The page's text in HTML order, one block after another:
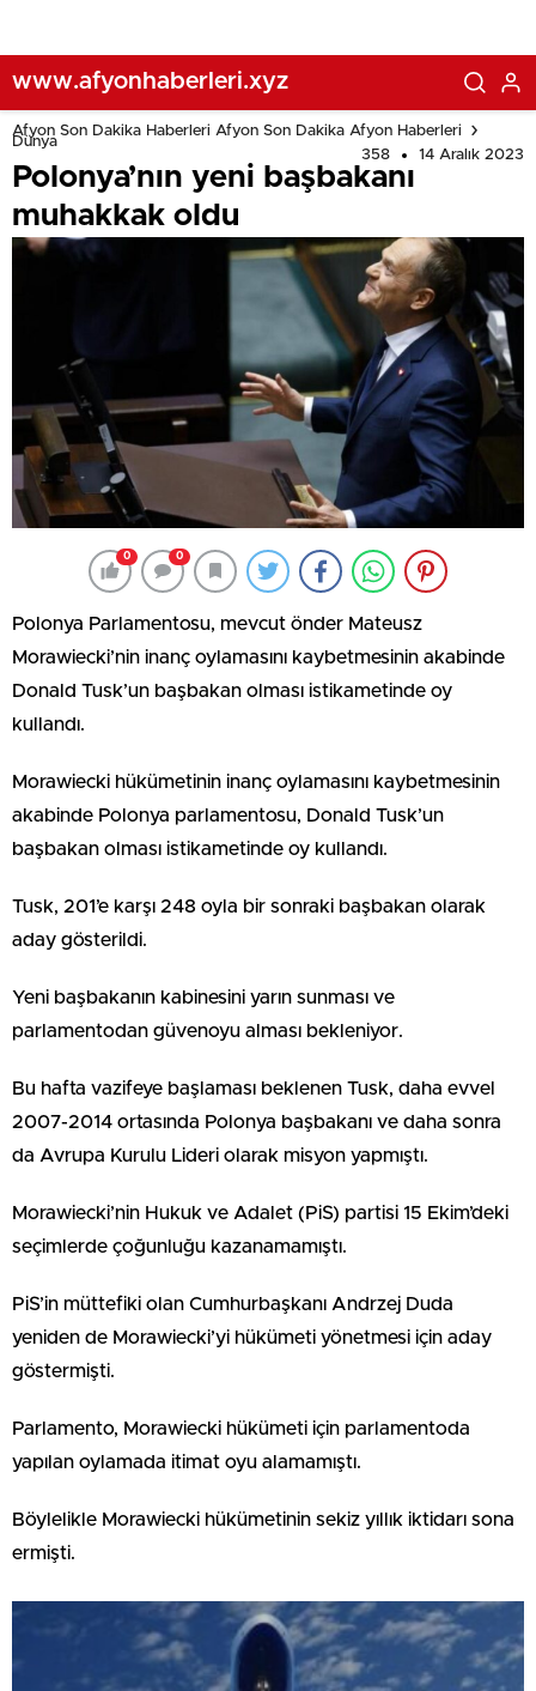
www.afyonhaberleri.xyz
Afyon Son Dakika Haberleri Afyon Son Dakika Afyon Haberleri
Dünya
358
14 Aralık 2023
Polonya’nın yeni başbakanı
muhakkak oldu
0 0
Polonya Parlamentosu, mevcut önder Mateusz
Morawiecki’nin inanç oylamasını kaybetmesinin akabinde
Donald Tusk’un başbakan olması istikametinde oy
kullandı.
Morawiecki hükümetinin inanç oylamasını kaybetmesinin
akabinde Polonya parlamentosu, Donald Tusk’un
başbakan olması istikametinde oy kullandı.
Tusk, 201’e karşı 248 oyla bir sonraki başbakan olarak
aday gösterildi.
Yeni başbakanın kabinesini yarın sunması ve
parlamentodan güvenoyu alması bekleniyor.
Bu hafta vazifeye başlaması beklenen Tusk, daha evvel
2007-2014 ortasında Polonya başbakanı ve daha sonra
da Avrupa Kurulu Lideri olarak misyon yapmıştı.
Morawiecki’nin Hukuk ve Adalet (PiS) partisi 15 Ekim’deki
seçimlerde çoğunluğu kazanamamıştı.
PiS’in müttefiki olan Cumhurbaşkanı Andrzej Duda
yeniden de Morawiecki’yi hükümeti yönetmesi için aday
göstermişti.
Parlamento, Morawiecki hükümeti için parlamentoda
yapılan oylamada itimat oyu alamamıştı.
Böylelikle Morawiecki hükümetinin sekiz yıllık iktidarı sona
ermişti.